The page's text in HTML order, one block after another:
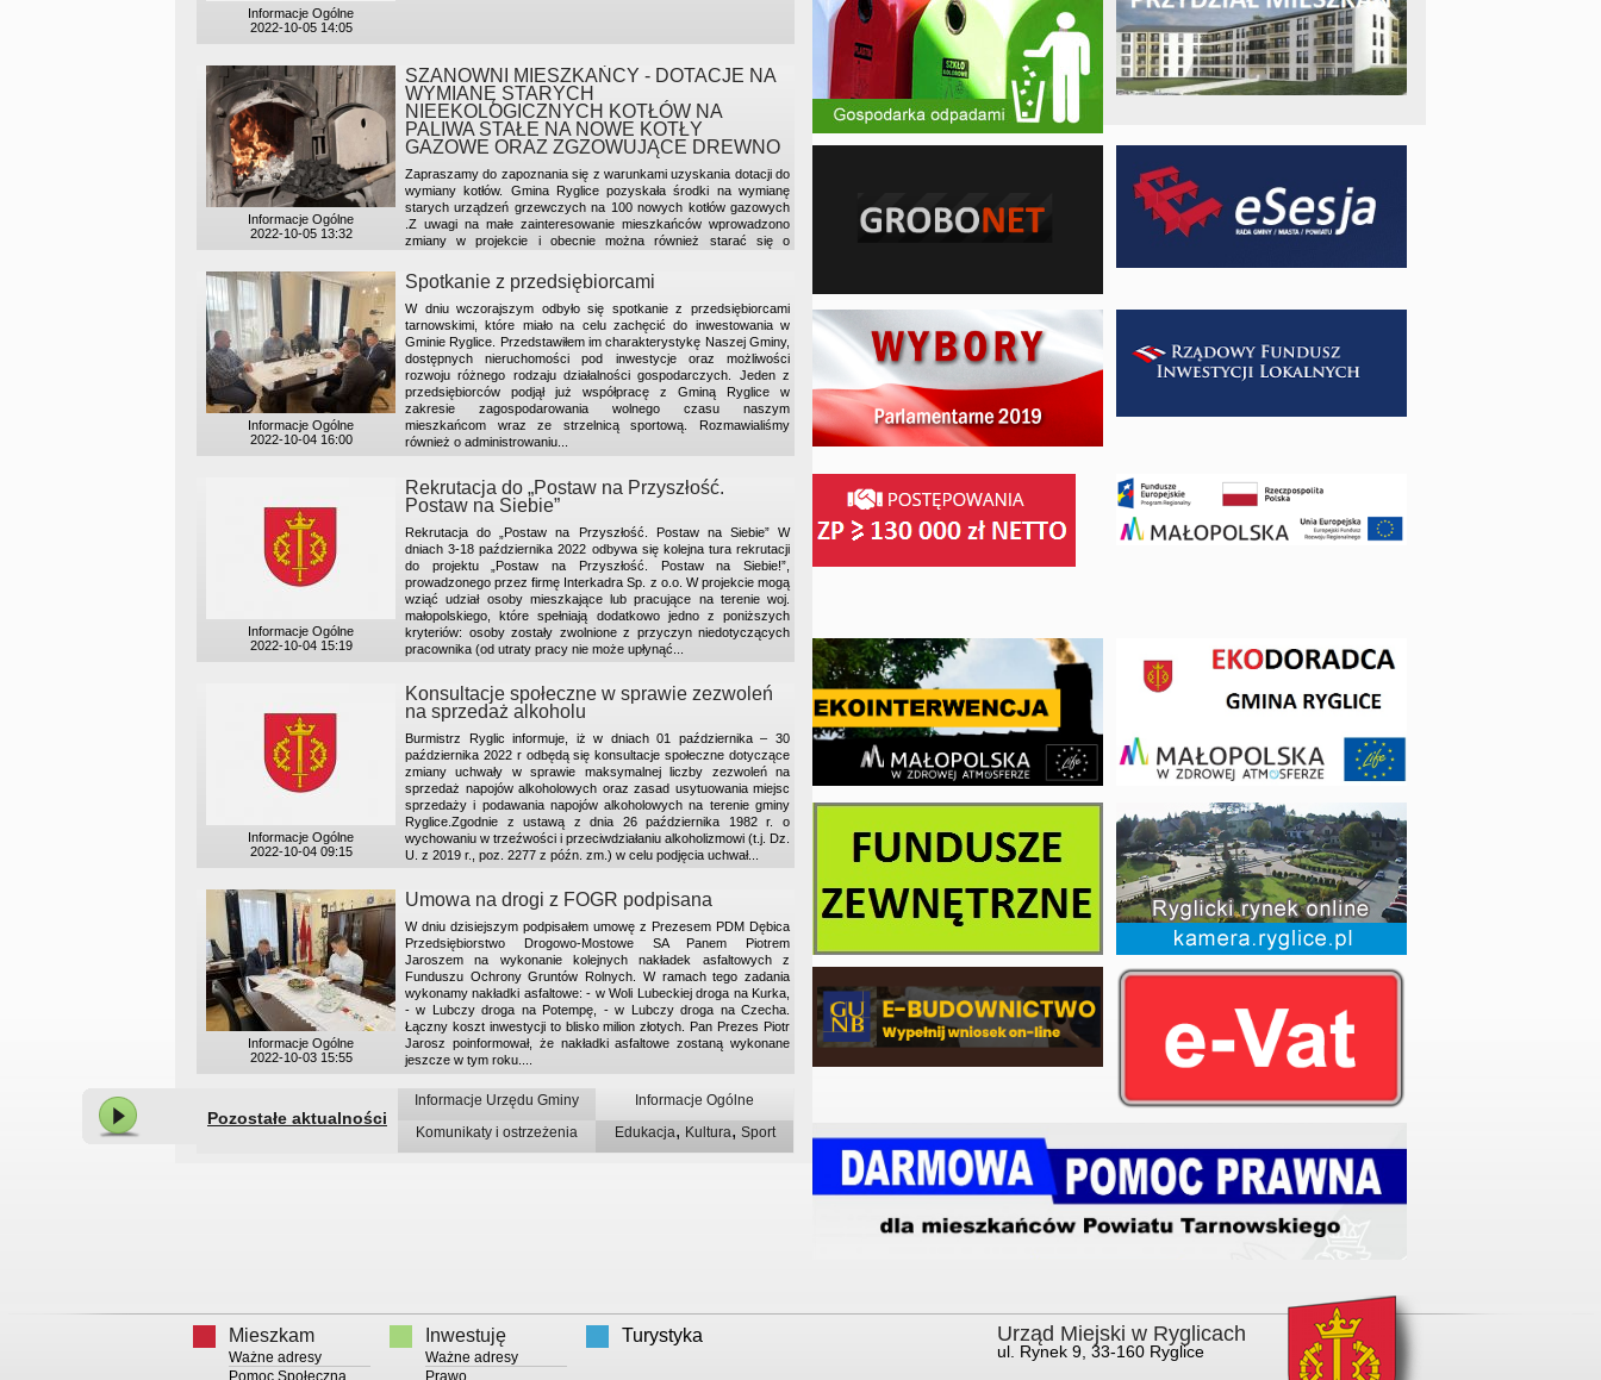
Informacje Ogólne
2022-10-05 14:05
Informacje Ogólne
2022-10-05 13:32
SZANOWNI MIESZKAŃCY - DOTACJE NA
WYMIANĘ STARYCH
NIEEKOLOGICZNYCH KOTŁÓW NA
PALIWA STAŁE NA NOWE KOTŁY
GAZOWE ORAZ ZGZOWUJĄCE DREWNO
Zapraszamy do zapoznania się z warunkami uzyskania dotacji do
wymiany kotłów. Gmina Ryglice pozyskała środki na wymianę
starych urządzeń grzewczych na 100 nowych kotłów gazowych
.Z uwagi na małe zainteresowanie mieszkańców wprowadzono
zmiany w projekcie i obecnie można również starać się o
dotacji na jeden budynek może wynieść nawet 14 tys. złotych.
Nowy program realizowany jest ze środków Europejskiego
Funduszu Rozwoju...
Informacje Ogólne
2022-10-04 16:00
Spotkanie z przedsiębiorcami
W dniu wczorajszym odbyło się spotkanie z przedsiębiorcami
tarnowskimi, które miało na celu zachęcić do inwestowania w
Gminie Ryglice. Przedstawiłem im charakterystykę Naszej Gminy,
dostępnych nieruchomości pod inwestycje oraz możliwości
rozwoju różnego rodzaju działalności gospodarczych. Jeden z
przedsiębiorców podjął już współpracę z Gminą Ryglice w
zakresie zagospodarowania wolnego czasu naszym
mieszkańcom wraz ze strzelnicą sportową. Rozmawialiśmy
również o administrowaniu...
Informacje Ogólne
2022-10-04 15:19
Rekrutacja do „Postaw na Przyszłość.
Postaw na Siebie”
Rekrutacja do „Postaw na Przyszłość. Postaw na Siebie” W
dniach 3-18 października 2022 odbywa się kolejna tura rekrutacji
do projektu „Postaw na Przyszłość. Postaw na Siebie!”,
prowadzonego przez firmę Interkadra Sp. z o.o. W projekcie mogą
wziąć udział osoby mieszkające lub pracujące na terenie woj.
małopolskiego, które spełniają dodatkowo jedno z poniższych
kryteriów: osoby zostały zwolnione z przyczyn niedotyczących
pracownika (od utraty pracy nie może upłynąć...
Informacje Ogólne
2022-10-04 09:15
Konsultacje społeczne w sprawie zezwoleń
na sprzedaż alkoholu
Burmistrz Ryglic informuje, iż w dniach 01 października – 30
października 2022 r odbędą się konsultacje społeczne dotyczące
zmiany uchwały w sprawie maksymalnej liczby zezwoleń na
sprzedaż napojów alkoholowych oraz zasad usytuowania miejsc
sprzedaży i podawania napojów alkoholowych na terenie gminy
Ryglice.Zgodnie z ustawą z dnia 26 października 1982 r. o
wychowaniu w trzeźwości i przeciwdziałaniu alkoholizmowi (t.j. Dz.
U. z 2019 r., poz. 2277 z późn. zm.) w celu podjęcia uchwał...
Informacje Ogólne
2022-10-03 15:55
Umowa na drogi z FOGR podpisana
W dniu dzisiejszym podpisałem umowę z Prezesem PDM Dębica
Przedsiębiorstwo Drogowo-Mostowe SA Panem Piotrem
Jaroszem na wykonanie kolejnych nakładek asfaltowych z
Funduszu Ochrony Gruntów Rolnych. W ramach tego zadania
wykonamy nakładki asfaltowe: - w Woli Lubeckiej droga na Kurka,
- w Lubczy droga na Potempę, - w Lubczy droga na Czecha.
Łączny koszt inwestycji to blisko milion złotych. Pan Prezes Piotr
Jarosz poinformował, że nakładki asfaltowe zostaną wykonane
jeszcze w tym roku....
Pozostałe aktualności
Informacje Urzędu Gminy
Informacje Ogólne
Komunikaty i ostrzeżenia
Edukacja, Kultura, Sport
Mieszkam
Ważne adresy
Pomoc Społeczna
Inwestuję
Ważne adresy
Prawo
Turystyka Urząd Miejski w Ryglicach
ul. Rynek 9, 33-160 Ryglice